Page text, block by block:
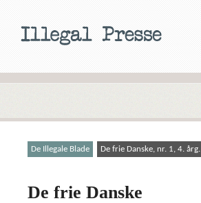
De Illegale Blade De frie Danske, nr. 1, 4. årg.
De frie Danske